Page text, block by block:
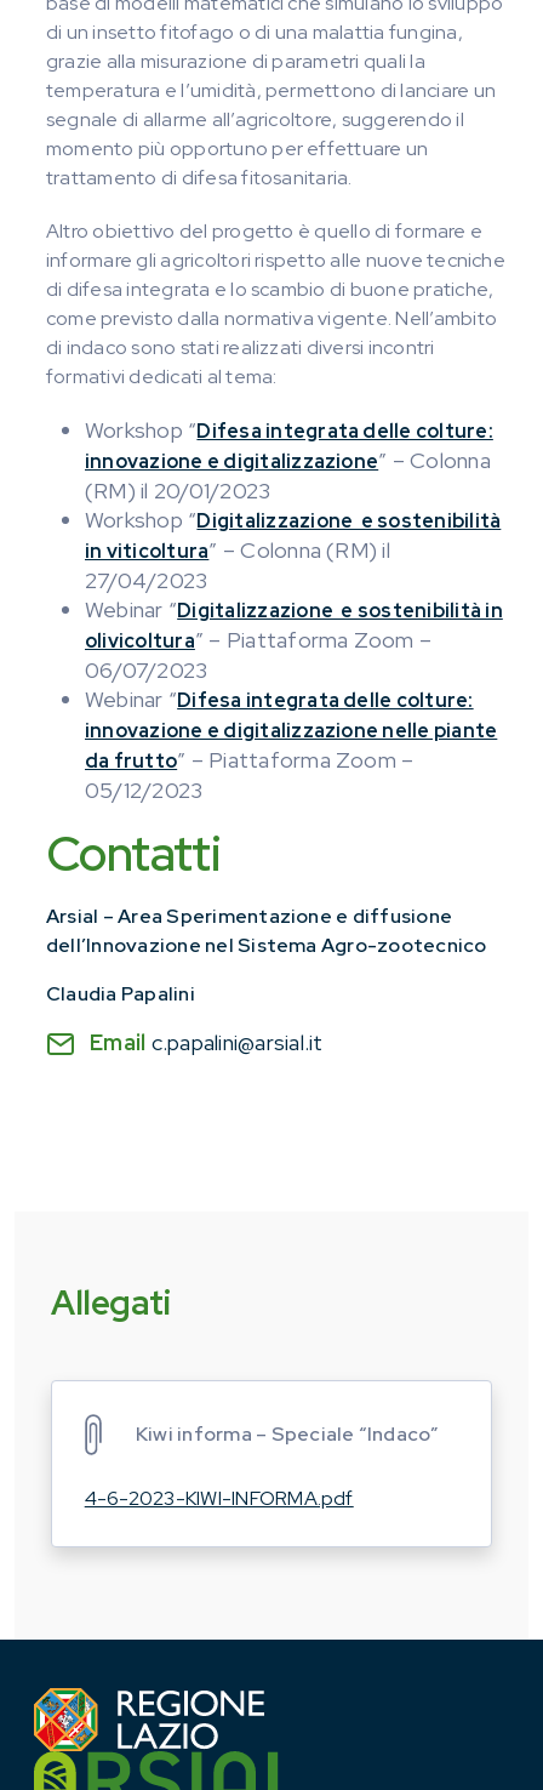
di un insetto fitofago o di una malattia fungina,
grazie alla misurazione di parametri quali la
temperatura e l’umidità, permettono di lanciare un
segnale di allarme all’agricoltore, suggerendo il
momento più opportuno per effettuare un
trattamento di difesa fitosanitaria.
Altro obiettivo del progetto è quello di formare e
informare gli agricoltori rispetto alle nuove tecniche
di difesa integrata e lo scambio di buone pratiche,
come previsto dalla normativa vigente. Nell’ambito
di indaco sono stati realizzati diversi incontri
formativi dedicati al tema:
Workshop “Difesa integrata delle colture:
innovazione e digitalizzazione” – Colonna
(RM) il 20/01/2023
Workshop “Digitalizzazione e sostenibilità
in viticoltura” – Colonna (RM) il
27/04/2023
Webinar “Digitalizzazione e sostenibilità in
olivicoltura” – Piattaforma Zoom –
06/07/2023
Webinar “Difesa integrata delle colture:
innovazione e digitalizzazione nelle piante
da frutto” – Piattaforma Zoom –
05/12/2023
Contatti
Arsial – Area Sperimentazione e diffusione
dell’Innovazione nel Sistema Agro-zootecnico
Claudia Papalini
Email c.papalini@arsial.it
Allegati
Kiwi informa – Speciale “Indaco”
4-6-2023-KIWI-INFORMA.pdf